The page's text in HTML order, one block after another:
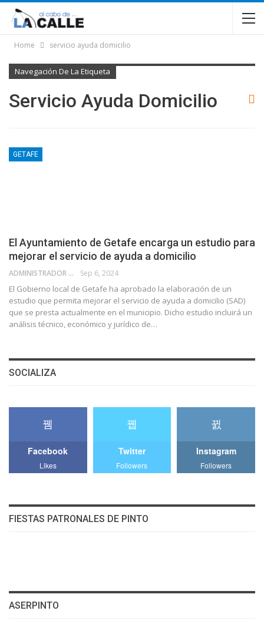
Home servicio ayuda domicilio
Navegación De La Etiqueta
Servicio Ayuda Domicilio
GETAFE
El Ayuntamiento de Getafe encarga un estudio para
mejorar el servicio de ayuda a domicilio
ADMINISTRADOR Sep 6, 2024
El Gobierno local de Getafe ha aprobado la elaboración de un
estudio que permita mejorar el servicio de ayuda a domicilio (SAD)
que se presta actualmente en el municipio. Dicho estudio incluirá un
análisis técnico, económico y jurídico de…
SOCIALIZA
Facebook
Likes
Twitter
Followers
Instagram
Followers
FIESTAS PATRONALES DE PINTO
ASERPINTO